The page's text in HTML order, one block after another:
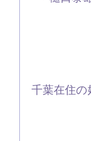
千葉在住